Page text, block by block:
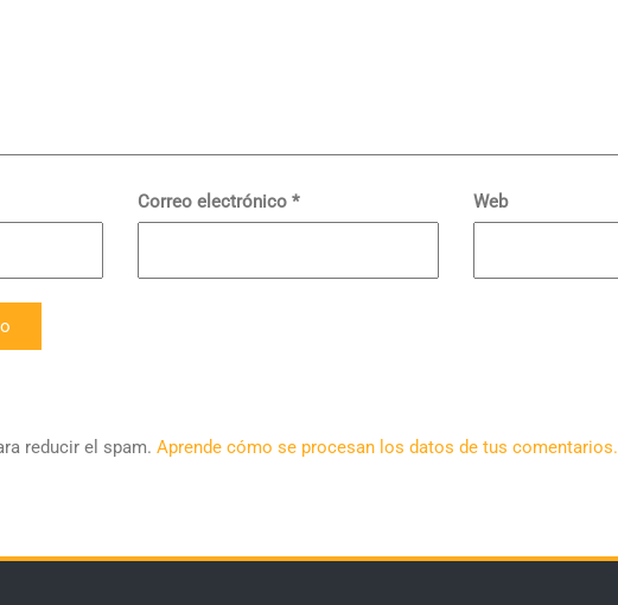
Correo electrónico * Web
reducir el spam. Aprende cómo se procesan los datos de tus comentarios.